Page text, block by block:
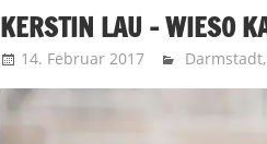
KERSTIN LAU – WIESO
14. Februar 2017 Uffbasse
Darmstadt